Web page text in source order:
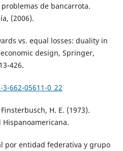
de bancarrota.
(2006).
vs. equal losses: duality in
design, Springer,
426.
662-05611-0_22
H. E. (1973).
por entidad federativa y grupo